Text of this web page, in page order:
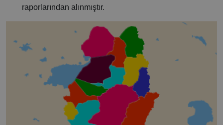
raporlarından alınmıştır.